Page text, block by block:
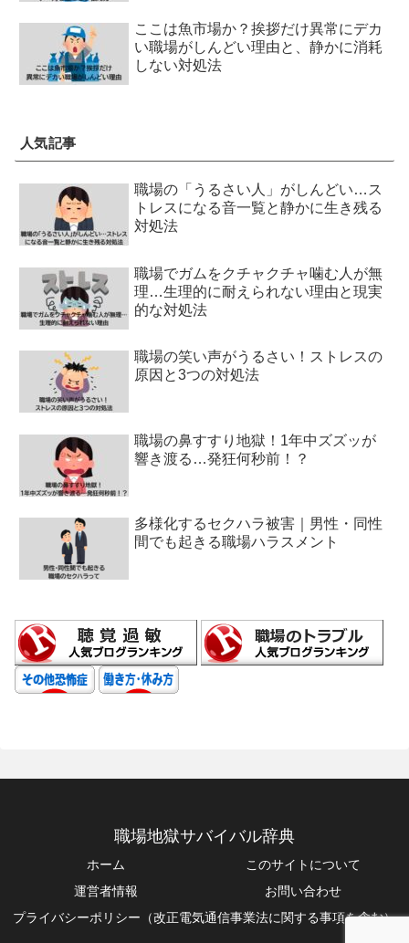
ここは魚市場か？挨拶だけ異常にデカ
い職場がしんどい理由と、静かに消耗
しない対処法
人気記事
職場の「うるさい人」がしんどい…ス
トレスになる音一覧と静かに生き残る
対処法
職場でガムをクチャクチャ噛む人が無
理…生理的に耐えられない理由と現実
的な対処法
職場の笑い声がうるさい！ストレスの
原因と3つの対処法
職場の鼻すすり地獄！1年中ズズッが
響き渡る…発狂何秒前！？
多様化するセクハラ被害｜男性・同性
間でも起きる職場ハラスメント
職場地獄サバイバル辞典
ホーム
このサイトについて
運営者情報
お問い合わせ
プライバシーポリシー（改正電気通信事業法に関する事項を含む）